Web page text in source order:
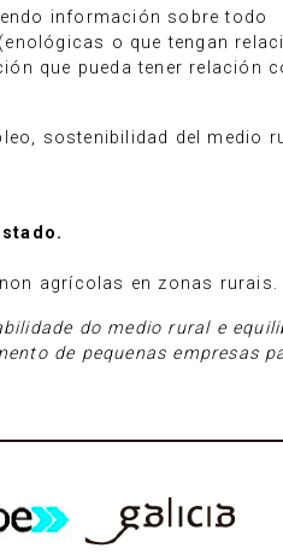
información sobre todo
o que tengan
que pueda tener relación
sostenibilidad del medio
agrícolas en zonas rurais.
do medio rural e
de pequenas empresas